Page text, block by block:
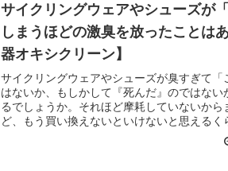
サイクリングウェアやシューズが
しまうほどの激臭を放ったことは
器オキシクリーン】
サイクリングウェアやシューズが臭すぎて
はないか、もしかして『死んだ』のではな
るでしょうか。それほど摩耗していないから
ど、もう買い換えないといけないと思えるく